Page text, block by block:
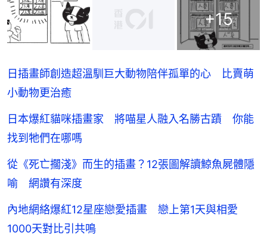
+15
日插畫師創造超溫馴巨大動物陪伴孤單的心 比賣萌
小動物更治癒
日本爆紅貓咪插畫家 將喵星人融入名勝古蹟 你能
找到牠們在哪嗎
從《死亡擱淺》而生的插畫？12張圖解讀鯨魚屍體隱
喻 網讚有深度
內地網絡爆紅12星座戀愛插畫 戀上第1天與相愛
1000天對比引共鳴